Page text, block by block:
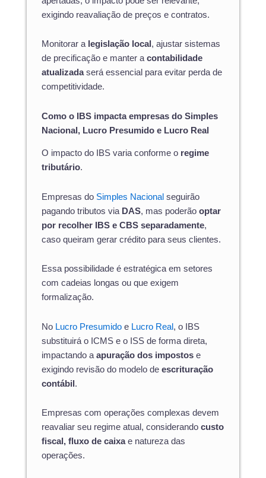
exigindo reavaliação de preços e contratos.
Monitorar a legislação local , ajustar sistemas
de precificação e manter acontabilidade
atualizadaserá essencial para evitar perda de
competitividade.
Como o IBS impacta empresas do Simples
Nacional, Lucro Presumido e Lucro Real
O impacto do IBS varia conforme o regime
tributário.
Empresas do Simples Nacional seguirão
pagando tributos via DAS, mas poderão optar
por recolher IBS e CBS separadamente,
caso queiram gerar crédito para seus clientes.
Essa possibilidade é estratégica em setores
com cadeias longas ou que exigem
formalização.
No Lucro Presumido e Lucro Real , o IBS
substituirá o ICMS e o ISS de forma direta,
impactando a apuração dos impostos e
exigindo revisão do modelo de escrituração
contábil .
Empresas com operações complexas devem
reavaliar seu regime atual, considerando custo
fiscal, fluxo de caixae natureza das
operações.